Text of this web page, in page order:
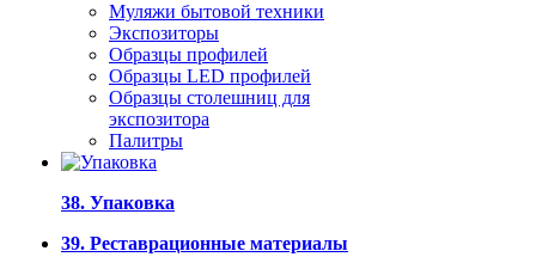
Муляжи бытовой техники
Экспозиторы
Образцы профилей
Образцы LED профилей
Образцы столешниц для
экспозитора
Палитры
38. Упаковка
39. Реставрационные материалы